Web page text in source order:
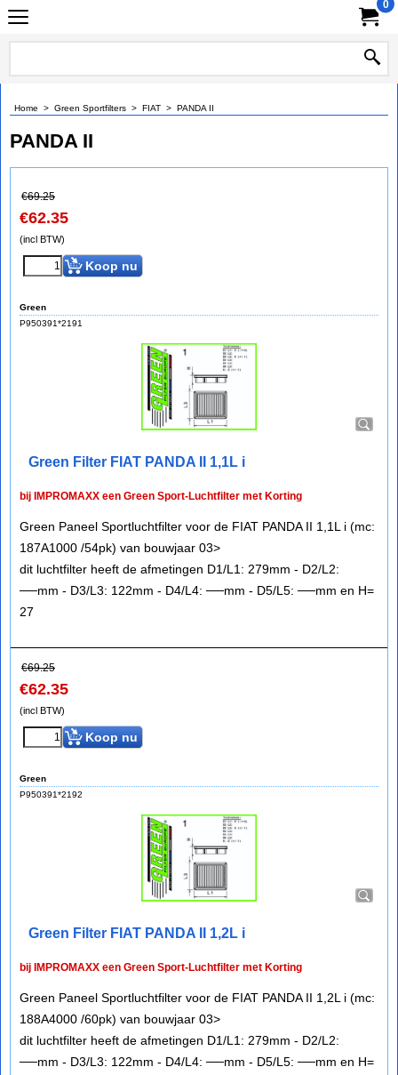
0
Home > Green Sportfilters > FIAT > PANDA II
PANDA II
€69.25
€62.35
(incl BTW)
Koop nu
Green
P950391*2191
Green Filter FIAT PANDA II 1,1L i
bij IMPROMAXX een Green Sport-Luchtfilter met Korting
Green Paneel Sportluchtfilter voor de FIAT PANDA II 1,1L i (mc:
187A1000 /54pk) van bouwjaar 03>
dit luchtfilter heeft de afmetingen D1/L1: 279mm - D2/L2:
──mm - D3/L3: 122mm - D4/L4: ──mm - D5/L5: ──mm en H=
27
€69.25
€62.35
(incl BTW)
Koop nu
Green
P950391*2192
Green Filter FIAT PANDA II 1,2L i
bij IMPROMAXX een Green Sport-Luchtfilter met Korting
Green Paneel Sportluchtfilter voor de FIAT PANDA II 1,2L i (mc:
188A4000 /60pk) van bouwjaar 03>
dit luchtfilter heeft de afmetingen D1/L1: 279mm - D2/L2:
──mm - D3/L3: 122mm - D4/L4: ──mm - D5/L5: ──mm en H=